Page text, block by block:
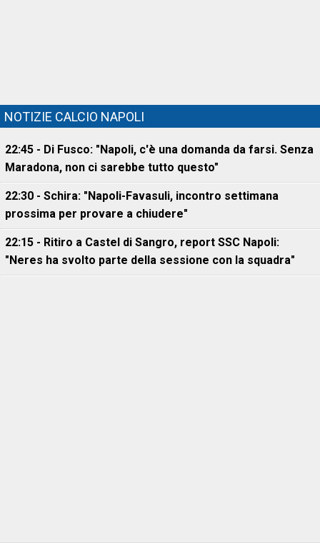
NOTIZIE CALCIO NAPOLI
22:45 - Di Fusco: "Napoli, c'è una domanda da farsi. Senza
Maradona, non ci sarebbe tutto questo"
22:30 - Schira: "Napoli-Favasuli, incontro settimana
prossima per provare a chiudere"
22:15 - Ritiro a Castel di Sangro, report SSC Napoli:
"Neres ha svolto parte della sessione con la squadra"